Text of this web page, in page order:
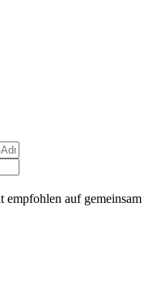
empfohlen auf gemeinsam